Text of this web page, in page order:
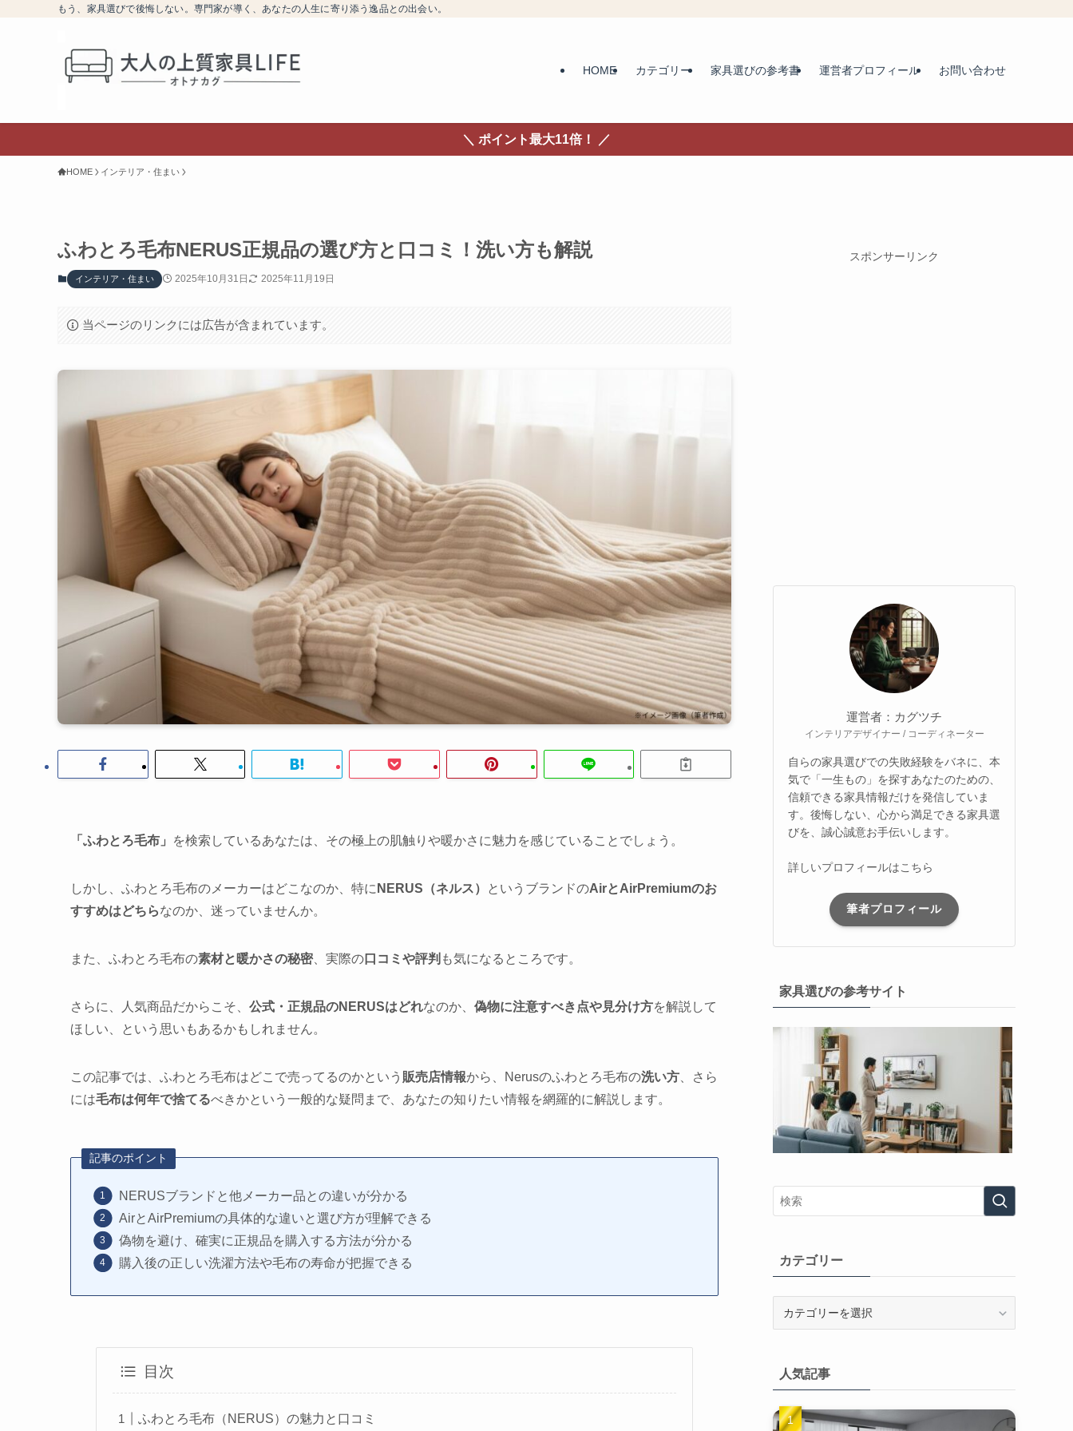
もう、家具選びで後悔しない。専門家が導く、あなたの人生に寄り添う逸品との出会い。
HOME カテゴリー 家具選びの参考書 運営者プロフィール お問い合わせ
＼ ポイント最大11倍！ ／
HOME インテリア・住まい
ふわとろ毛布NERUS正規品の選び方と口コミ！洗い方も解説
インテリア・住まい 2025年10月31日 2025年11月19日
当ページのリンクには広告が含まれています。
「ふわとろ毛布」 を検索しているあなたは、その極上の肌触りや暖かさに魅力を感じていることでしょう。
しかし、ふわとろ毛布のメーカーはどこなのか、特に NERUS（ネルス） というブランドのAirとAirPremiumのお
すすめはどちらなのか、迷っていませんか。
また、ふわとろ毛布の素材と暖かさの秘密、実際の口コミや評判 も気になるところです。
さらに、人気商品だからこそ、 公式・正規品のNERUSはどれなのか、 偽物に注意すべき点や見分け方を解説して
ほしい、という思いもあるかもしれません。
この記事では、ふわとろ毛布はどこで売ってるのかという 販売店情報から、Nerusのふわとろ毛布の洗い方 、さら
には毛布は何年で捨てるべきかという一般的な疑問まで、あなたの知りたい情報を網羅的に解説します。
記事のポイント
NERUSブランドと他メーカー品との違いが分かる
AirとAirPremiumの具体的な違いと選び方が理解できる
偽物を避け、確実に正規品を購入する方法が分かる
購入後の正しい洗濯方法や毛布の寿命が把握できる
目次
ふわとろ毛布（NERUS）の魅力と口コミ
スポンサーリンク
運営者：カグツチ
インテリアデザイナー / コーディネーター
自らの家具選びでの失敗経験をバネに、本
気で「一生もの」を探すあなたのための、
信頼できる家具情報だけを発信していま
す。後悔しない、心から満足できる家具選
びを、誠心誠意お手伝いします。
詳しいプロフィールはこちら
筆者プロフィール
家具選びの参考サイト
カテゴリー
ー人気記事